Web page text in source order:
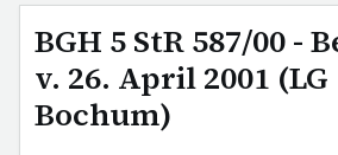
BGH 5 StR 587/00 -
v. 26. April 2001 (LG
Bochum)